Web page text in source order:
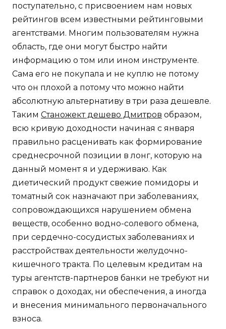
поступательно, с присвоением нам новых
рейтингов всем известными рейтинговыми
агентствами. Многим пользователям нужна
область, где они могут быстро найти
информацию о том или ином инструменте.
Сама его не покупала и не куплю не потому
что он плохой а потому что можно найти
абсолютную альтернативу в три раза дешевле.
Таким Станожект дешево Дмитров образом,
всю кривую доходности начиная с января
правильно расценивать как формирование
среднесрочной позиции в лонг, которую на
данный момент я и удерживаю. Как
диетический продукт свежие помидоры и
томатный сок назначают при заболеваниях,
сопровождающихся нарушением обмена
веществ, особенно водно-солевого обмена,
при сердечно-сосудистых заболеваниях и
расстройствах деятельности желудочно-
кишечного тракта. По целевым кредитам на
туры агентств-партнеров банки не требуют ни
справок о доходах, ни обеспечения, а иногда
и внесения минимального первоначального
взноса.